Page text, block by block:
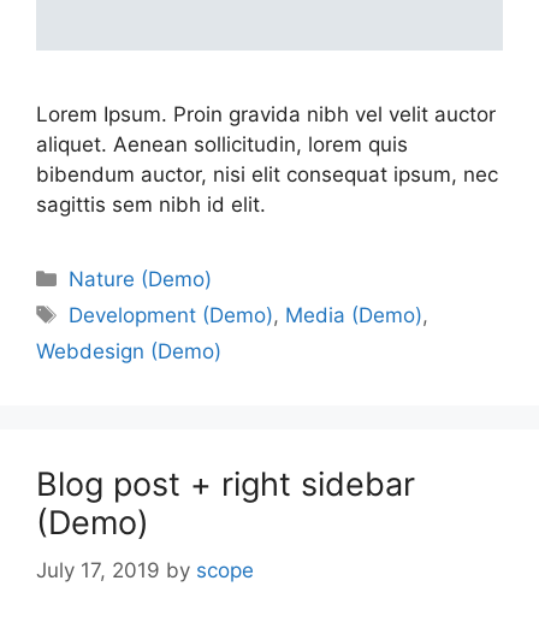
Lorem Ipsum. Proin gravida nibh vel velit auctor
aliquet. Aenean sollicitudin, lorem quis
bibendum auctor, nisi elit consequat ipsum, nec
sagittis sem nibh id elit.
Nature (Demo)
Development (Demo), Media (Demo),
Webdesign (Demo)
Blog post + right sidebar
(Demo)
July 17, 2019 by scope